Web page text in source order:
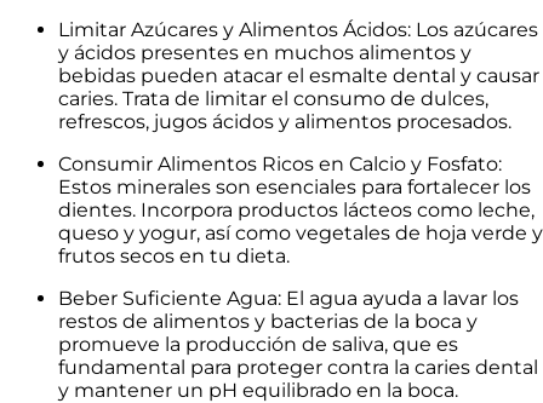
Limitar Azúcares y Alimentos Ácidos: Los azúcares
y ácidos presentes en muchos alimentos y
bebidas pueden atacar el esmalte dental y causar
caries. Trata de limitar el consumo de dulces,
refrescos, jugos ácidos y alimentos procesados.
Consumir Alimentos Ricos en Calcio y Fosfato:
Estos minerales son esenciales para fortalecer los
dientes. Incorpora productos lácteos como leche,
queso y yogur, así como vegetales de hoja verde y
frutos secos en tu dieta.
Beber Suficiente Agua: El agua ayuda a lavar los
restos de alimentos y bacterias de la boca y
promueve la producción de saliva, que es
fundamental para proteger contra la caries dental
y mantener un pH equilibrado en la boca.